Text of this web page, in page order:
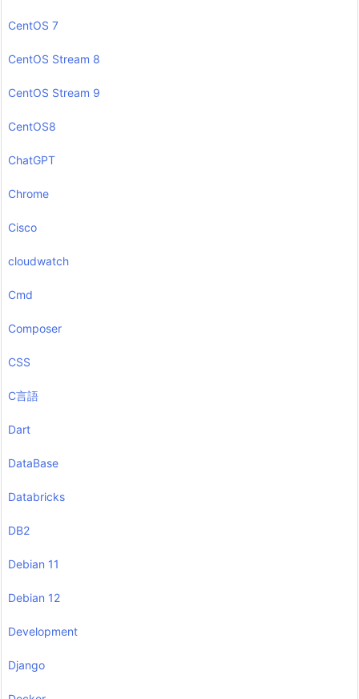
CentOS 7
CentOS Stream 8
CentOS Stream 9
CentOS8
ChatGPT
Chrome
Cisco
cloudwatch
Cmd
Composer
CSS
C言語
Dart
DataBase
Databricks
DB2
Debian 11
Debian 12
Development
Django